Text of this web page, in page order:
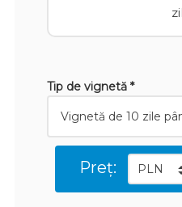
Tip de vignetă *
Preț: